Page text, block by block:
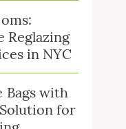
Reglazing
in NYC
Bags with
for